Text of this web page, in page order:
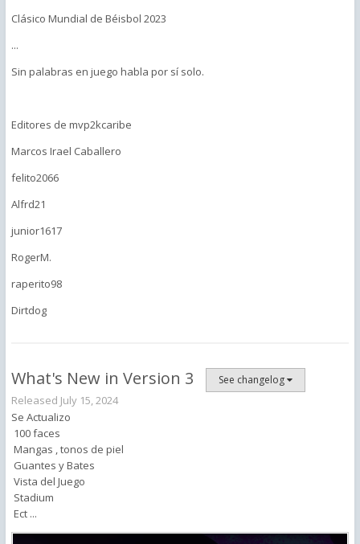
Clásico Mundial de Béisbol 2023
...
Sin palabras en juego habla por sí solo.
Editores de mvp2kcaribe
Marcos Irael Caballero
felito2066
Alfrd21
junior1617
RogerM.
raperito98
Dirtdog
What's New in Version 3 See changelog
Released July 15, 2024
Se Actualizo
100 faces
Mangas , tonos de piel
Guantes y Bates
Vista del Juego
Stadium
Ect ...